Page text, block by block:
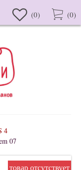
(0) (0)
4
07
товар отсутствует